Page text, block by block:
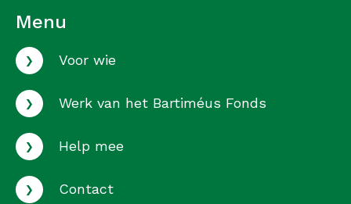
Menu
› Voor wie
› Werk van het Bartiméus Fonds
› Help mee
› Contact